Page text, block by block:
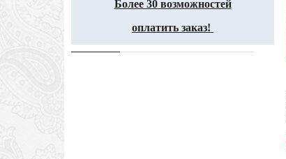
Более 30 возможностей
оплатить заказ!